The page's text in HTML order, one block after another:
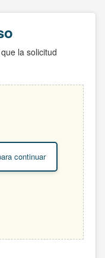
la solicitud
continuar